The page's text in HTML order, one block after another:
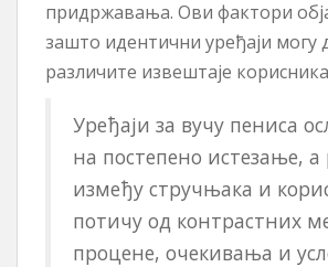
придржавања. Ови фактори
зашто идентични уређаји могу
различите извештаје
Уређаји за вучу пениса
на постепено истезање, а
између стручњака и
потичу од контрастних
процене, очекивања и